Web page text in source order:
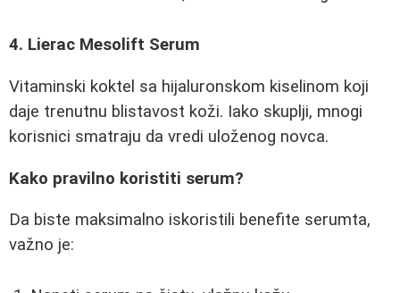
4. Lierac Mesolift Serum
Vitaminski koktel sa hijaluronskom kiselinom koji
daje trenutnu blistavost koži. Iako skuplji, mnogi
korisnici smatraju da vredi uloženog novca.
Kako pravilno koristiti serum?
Da biste maksimalno iskoristili benefite serumta,
važno je: